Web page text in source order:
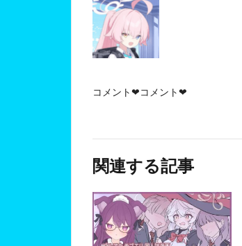
コメント❤コメント❤
関連する記事